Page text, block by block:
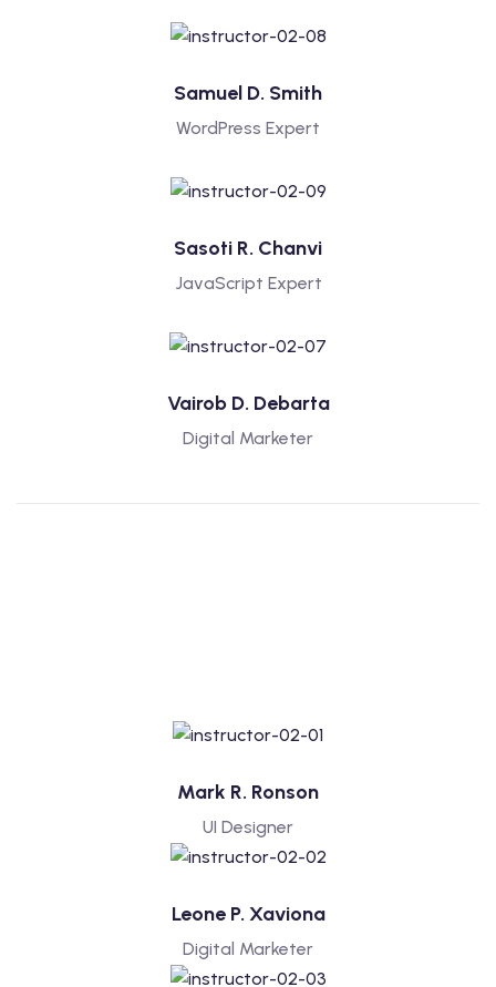
Samuel D. Smith
WordPress Expert
Sasoti R. Chanvi
JavaScript Expert
Vairob D. Debarta
Digital Marketer
Mark R. Ronson
UI Designer
Leone P. Xaviona
Digital Marketer